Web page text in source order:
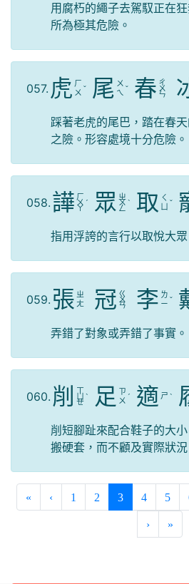
用腐朽的繩子去駕馭正在
所為極其危險。
057. 虎 ㄏ
ㄨ ˇ 尾 ㄨ
ㄟ ˇ 春 ㄔ
ㄨ
ㄣ
踩著老虎的尾巴，踏在春
之險。形容處境十分危險。
058. 譁 ㄏ
ㄨ
ㄚ
ˊ 眾 ㄓ
ㄨ
ㄥ
ˋ 取 ㄑ
ˇ
指用浮誇的言行以取悅大眾
059. 張 ㄓ
ㄤ
冠 ㄍ
ㄨ
ㄢ 李 ㄌ
ㄧ ˇ
弄錯了對象或弄錯了事實。
060. 削 ㄒ
ㄩ
ㄝ
ˋ 足 ㄗ
ㄨ ˊ 適 ㄕ ˋ
削短腳趾來配合鞋子的大
搬硬套，而不顧及實際狀況
« ‹ 1 2 3(current)
4 5
› »